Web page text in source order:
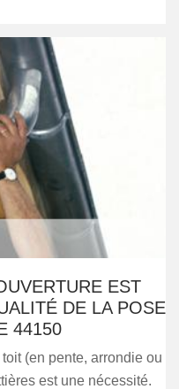
EST
DE LA POSE
44150
(en pente, arrondie ou
est une nécessité.